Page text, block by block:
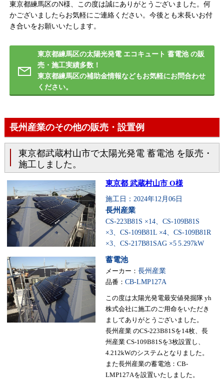
東京都練馬区のN様、この度は誠にありがとうございました。何
かございましたらお気軽にご連絡ください。今後とも末長いお付
き合いをお願いいたします。
東京都練馬区の太陽光発電 エコキュート 蓄電池 の販
売・施工実績多数！
東京都練馬区の補助金情報などもお気軽にお問合わせ
ください。
長州産業のその他の販売・設置例
東京都武蔵村山市で太陽光発電 蓄電池 を販売・
施工しました。
東京都 武蔵村山市 O様
施工日：2024年12月06日
長州産業
CS-223B81S ×14、CS-109B81S
×3、CS-109B81L ×4、CS-109B81R
×3、CS-217B81SAG ×5 5.297kW
蓄電池
メーカー： 長州産業
品番： CB-LMP127A
この度は太陽光発電最安値発掘隊 yh
株式会社に施工のご用命をいただき
ましてありがとうございました。
長州産業 のCS-223B81Sを14枚、長
州産業 CS-109B81Sを3枚設置し、
4.212kWのシステムとなりました。
また長州産業の蓄電池：CB-
LMP127Aを設置いたしました。